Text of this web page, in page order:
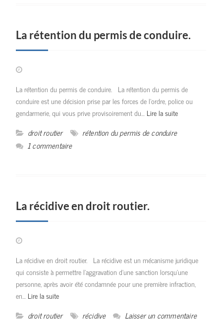
La rétention du permis de conduire.
La rétention du permis de conduire. La rétention du permis de
conduire est une décision prise par les forces de l’ordre, police ou
gendarmerie, qui vous prive provisoirement du… Lire la suite
droit routier
rétention du permis de conduire
1 commentaire
La récidive en droit routier.
La récidive en droit routier. La récidive est un mécanisme juridique
qui consiste à permettre l’aggravation d’une sanction lorsqu’une
personne, après avoir été condamnée pour une première infraction,
en… Lire la suite
droit routier récidive Laisser un commentaire